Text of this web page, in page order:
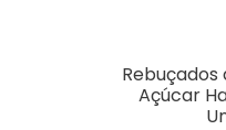
Rebuçados
Açúcar